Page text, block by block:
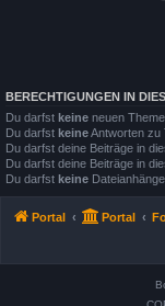
BERECHTIGUNGEN IN
Du darfst keine neuen
Du darfst keineAntworten zu
Du darfst deine Beiträge in
Du darfst deine Beiträge in
Du darfst keine
Portal Portal